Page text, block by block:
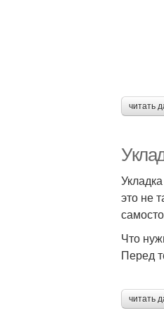
читать
это не
Что
Перед
читать